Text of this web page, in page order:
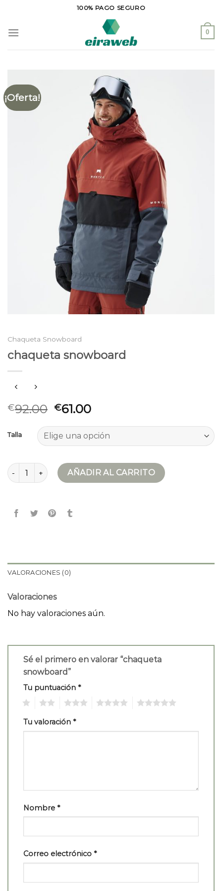
contenido
100% PAGO SEGURO
0
¡Oferta!
Chaqueta Snowboard
chaqueta snowboard
€92.00 €61.00
Talla
chaqueta snowboard cantidad
AÑADIR AL CARRITO
VALORACIONES (0)
Valoraciones
No hay valoraciones aún.
Sé el primero en valorar “chaqueta
snowboard”
Tu puntuación *
Tu valoración *
Nombre *
Correo electrónico *